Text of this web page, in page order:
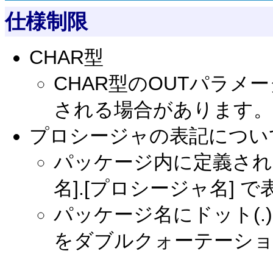
仕様制限
CHAR型
CHAR型のOUTパラメ
される場合があります。
プロシージャの表記につ
パッケージ内に定義さ
名].[プロシージャ名] で
パッケージ名にドット
をダブルクォーテーシ